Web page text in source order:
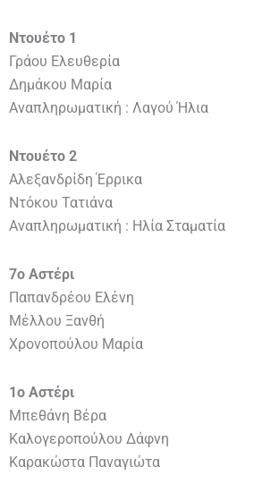
Ντουέτο 1
Γράου Ελευθερία
Δημάκου Μαρία
Αναπληρωματική : Λαγού Ήλια
Ντουέτο 2
Αλεξανδρίδη Έρρικα
Ντόκου Τατιάνα
Αναπληρωματική : Ηλία Σταματία
7ο Αστέρι
Παπανδρέου Ελένη
Μέλλου Ξανθή
Χρονοπούλου Μαρία
1ο Αστέρι
Μπεθάνη Βέρα
Καλογεροπούλου Δάφνη
Καρακώστα Παναγιώτα